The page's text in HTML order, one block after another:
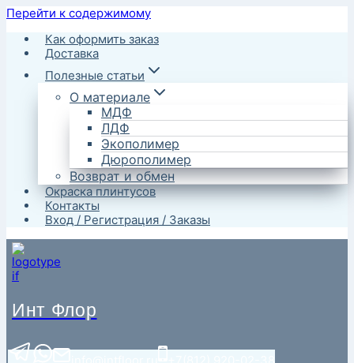
Перейти к содержимому
Как оформить заказ
Доставка
Полезные статьи
О материале
МДФ
ЛДФ
Экополимер
Дюрополимер
Возврат и обмен
Окраска плинтусов
Контакты
Вход / Регистрация / Заказы
Инт Флор